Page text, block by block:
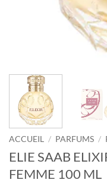
ACCUEIL / PARFUMS /
ELIE SAAB
FEMME 100 ML